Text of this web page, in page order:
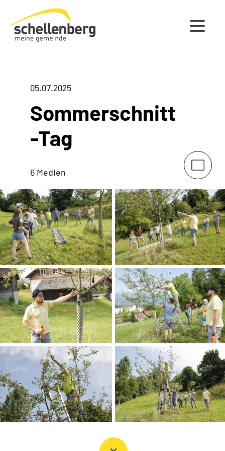
Gemeinde Schellenberg Startseite
05.07.2025
Sommerschnitt
-Tag
6 Medien